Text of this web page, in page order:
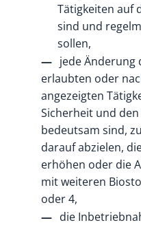
Tätigkeiten auf
sind und
sollen,
jede Änderung
erlaubten oder
angezeigten
Sicherheit und
bedeutsam sind,
darauf abzielen,
erhöhen oder die
mit weiteren
oder 4,
die